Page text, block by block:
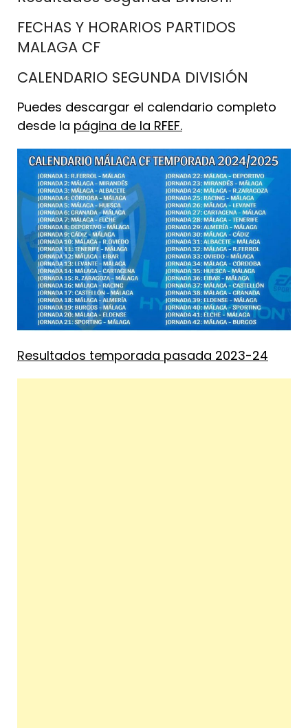
FECHAS Y HORARIOS PARTIDOS
MALAGA CF
CALENDARIO SEGUNDA DIVISIÓN
Puedes descargar el calendario completo
desde la página de la RFEF.
Resultados temporada pasada 2023-24